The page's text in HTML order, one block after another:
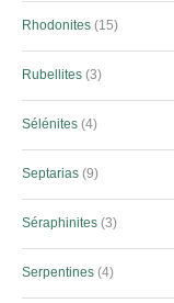
Rhodonites 15
Rubellites 3
Sélénites 4
Septarias 9
Séraphinites 3
Serpentines 4